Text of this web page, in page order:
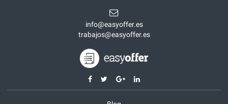
info@easyoffer.es
trabajos@easyoffer.es